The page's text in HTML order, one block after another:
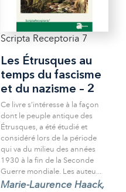
Scripta Receptoria 7
Les Étrusques au
temps du fascisme
et du nazisme – 2
Ce livre s’intéresse à la façon
dont le peuple antique des
Étrusques, a été étudié et
considéré lors de la période
qui va du milieu des années
1930 à la fin de la Seconde
Guerre mondiale. Les auteu...
Marie-Laurence Haack,